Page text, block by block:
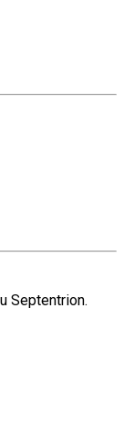
Septentrion.